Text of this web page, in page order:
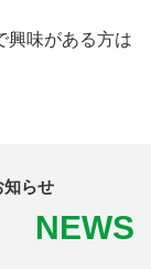
興味がある方は
知らせ
NEWS